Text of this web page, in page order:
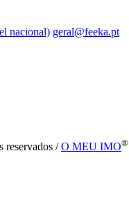
nacional) geral@feeka.pt
reservados /O MEU IMO®